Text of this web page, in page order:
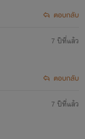
ตอบกลับ
7 ปีที่แล้ว
ตอบกลับ
7 ปีที่แล้ว